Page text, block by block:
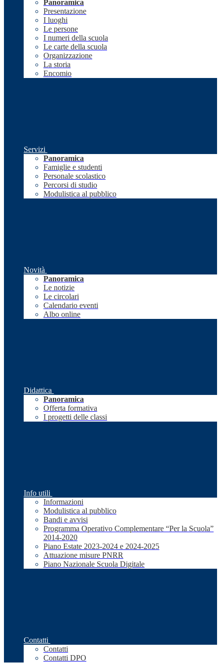
Panoramica
Presentazione
I luoghi
Le persone
I numeri della scuola
Le carte della scuola
Organizzazione
La storia
Encomio
Servizi
Panoramica
Famiglie e studenti
Personale scolastico
Percorsi di studio
Modulistica al pubblico
Novità
Panoramica
Le notizie
Le circolari
Calendario eventi
Albo online
Didattica
Panoramica
Offerta formativa
I progetti delle classi
Info utili
Informazioni
Modulistica al pubblico
Bandi e avvisi
Programma Operativo Complementare “Per la Scuola”
2014-2020
Piano Estate 2023-2024 e 2024-2025
Attuazione misure PNRR
Piano Nazionale Scuola Digitale
Contatti
Contatti
Contatti DPO